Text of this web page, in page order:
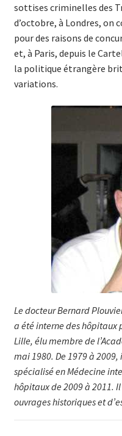
sottises criminelles des
d’octobre, à Londres, on
pour des raisons de
et, à Paris, depuis le
la politique étrangère
variations.
Le docteur Bernard
a été in­ter­ne des hôpitaux
Lille, élu mem­bre de
mai 1980. De 1979 à
spécialisé en Méde­cine
hôpitaux de 2009 à 2011.
ouvrages historiques et